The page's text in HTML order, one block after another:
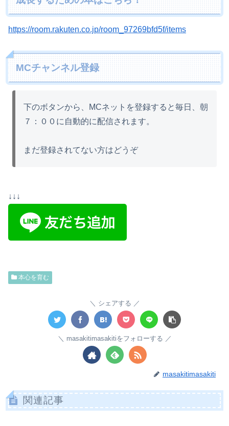
https://room.rakuten.co.jp/room_97269bfd5f/items
MCチャンネル登録
下のボタンから、MCネットを登録すると毎日、朝
７：００に自動的に配信されます。
まだ登録されてない方はどうぞ
↓↓↓
本心を育む
シェアする
masakitimasakitiをフォローする
masakitimasakiti
関連記事